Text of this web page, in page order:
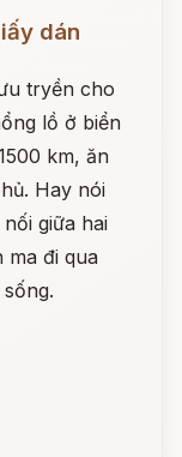
dán
tryền cho
lồ ở biển
km, ăn
Hay nói
giữa hai
ma đi qua